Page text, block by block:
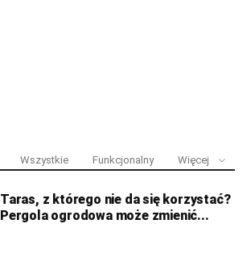
Wszystkie Funkcjonalny Więcej
Taras, z którego nie da się korzystać?
Pergola ogrodowa może zmienić...